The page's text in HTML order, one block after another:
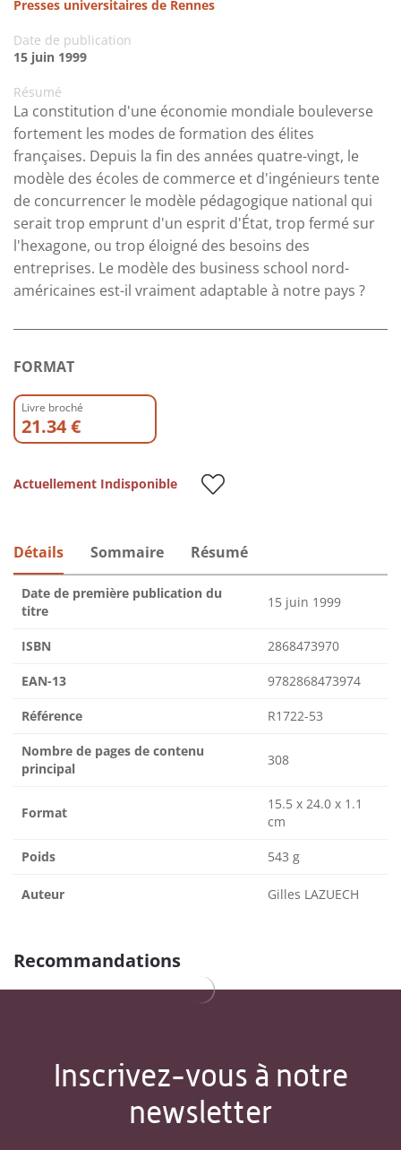
Presses universitaires de Rennes
Date de publication
15 juin 1999
Résumé
La constitution d'une économie mondiale bouleverse
fortement les modes de formation des élites
françaises. Depuis la fin des années quatre-vingt, le
modèle des écoles de commerce et d'ingénieurs tente
de concurrencer le modèle pédagogique national qui
serait trop emprunt d'un esprit d'État, trop fermé sur
l'hexagone, ou trop éloigné des besoins des
entreprises. Le modèle des business school nord-
américaines est-il vraiment adaptable à notre pays ?
FORMAT
Livre broché
21.34 €
Actuellement Indisponible
Détails Sommaire Résumé
Date de première publication du
titre
15 juin 1999
ISBN 2868473970
EAN-13 9782868473974
Référence R1722-53
Nombre de pages de contenu
principal
308
Format
15.5 x 24.0 x 1.1
cm
Poids 543 g
Auteur Gilles LAZUECH
Recommandations
Inscrivez-vous à notre
newsletter